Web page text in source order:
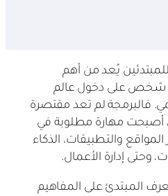
يُعد من أهم
شخص على دخول عالم
فالبرمجة لم تعد مقتصرة
أصبحت مهارة مطلوبة في
والتطبيقات، الذكاء
وحتى إدارة الأعمال.
المبتدئ على المفاهيم